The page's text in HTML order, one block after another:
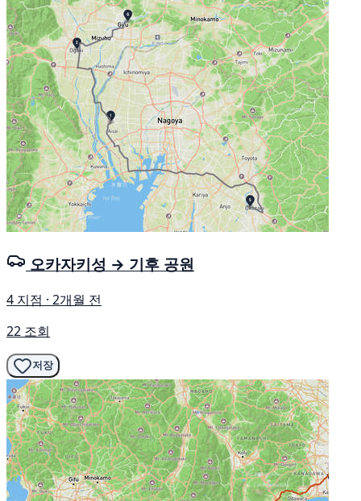
오카자키성 → 기후 공원
4 지점 · 2개월 전
22 조회
저장